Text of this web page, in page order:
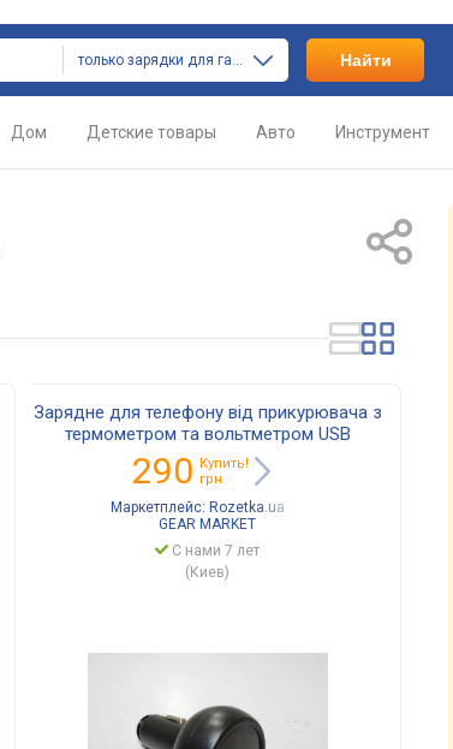
только зарядки для гаджетов Найти
Дом Детские товары Авто Инструмент
Зарядне для телефону від прикурювача з
термометром та вольтметром USB
290 Купить!
грн.
Маркетплейс: Rozetka.ua
GEAR MARKET
С нами 7 лет
(Киев)